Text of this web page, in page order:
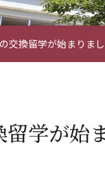
交換留学が始まりま
学が始